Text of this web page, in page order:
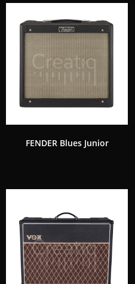
FENDER Blues Junior